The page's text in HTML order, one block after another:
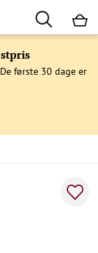
første 30 dage er